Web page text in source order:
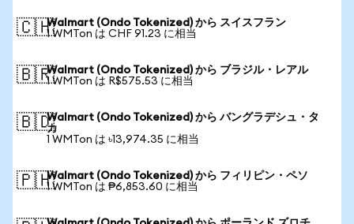
🇨🇭Walmart (Ondo Tokenized) から スイスフラン
1 WMTon は CHF 91.23 に相当
🇧🇷Walmart (Ondo Tokenized) から ブラジル・レアル
1 WMTon は R$575.53 に相当
🇧🇩Walmart (Ondo Tokenized) から バングラデシュ・タ
カ
1 WMTon は ৳13,974.35 に相当
🇵🇭Walmart (Ondo Tokenized) から フィリピン・ペソ
1 WMTon は ₱6,853.60 に相当